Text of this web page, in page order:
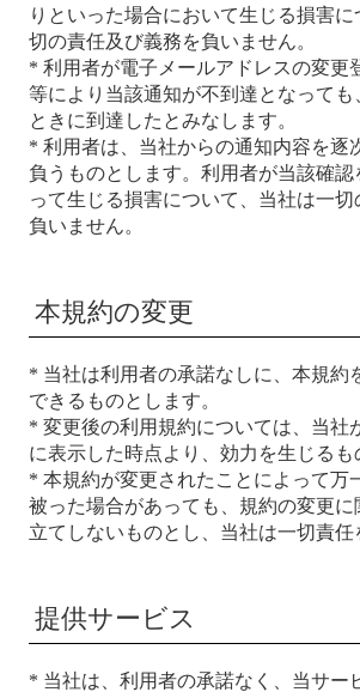
りといった場合において生じる損害
切の責任及び義務を負いません。
* 利用者が電子メールアドレスの変更
等により当該通知が不到達となっても
ときに到達したとみなします。
* 利用者は、当社からの通知内容を逐
負うものとします。利用者が当該確認
って生じる損害について、当社は一
負いません。
本規約の変更
* 当社は利用者の承諾なしに、本規約
できるものとします。
* 変更後の利用規約については、当社
に表示した時点より、効力を生じるも
* 本規約が変更されたことによって万
被った場合があっても、規約の変更に
立てしないものとし、当社は一切責任
提供サービス
* 当社は、利用者の承諾なく、当サー